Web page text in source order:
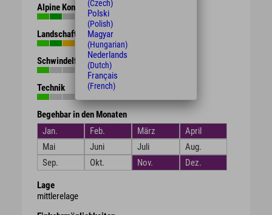
Alpine Kondition
Landschaft
Schwindelfreiheit
Technik
Begehbar in den Monaten
Jan.
Feb. März
April
Mai
Juni Juli
Aug.
Sep.
Okt. Nov. Dez.
Lage
mittlerelage
(Czech)
Polski
(Polish)
Magyar
(Hungarian)
Nederlands
(Dutch)
Français
(French)